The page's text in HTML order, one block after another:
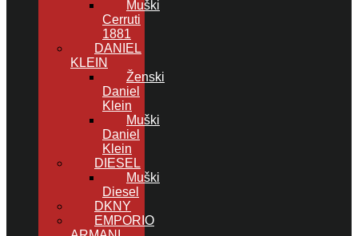
Muški
Cerruti
1881
DANIEL
KLEIN
Ženski
Daniel
Klein
Muški
Daniel
Klein
DIESEL
Muški
Diesel
DKNY
EMPORIO